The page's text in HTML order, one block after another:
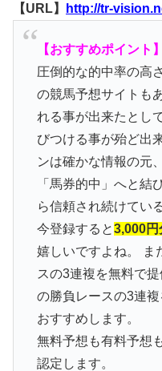
【URL】
http://tr-
【おすすめポイント】
圧倒的な的中率の高
の競馬予想サイトも
れる事が出来たとし
びつける事が殆ど出
ンは確かな情報の元
「馬券的中」へと結
ら信頼され続けてい
今登録すると3,000円
嬉しいですよね。 ま
スの3連複を無料で
の勝負レースの3連
おすすめします。
無料予想も有料予想
認定します。